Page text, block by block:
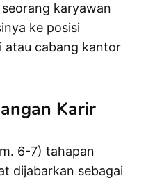
karyawan
ke posisi
atau cabang kantor
Karir
6-7) tahapan
dijabarkan sebagai